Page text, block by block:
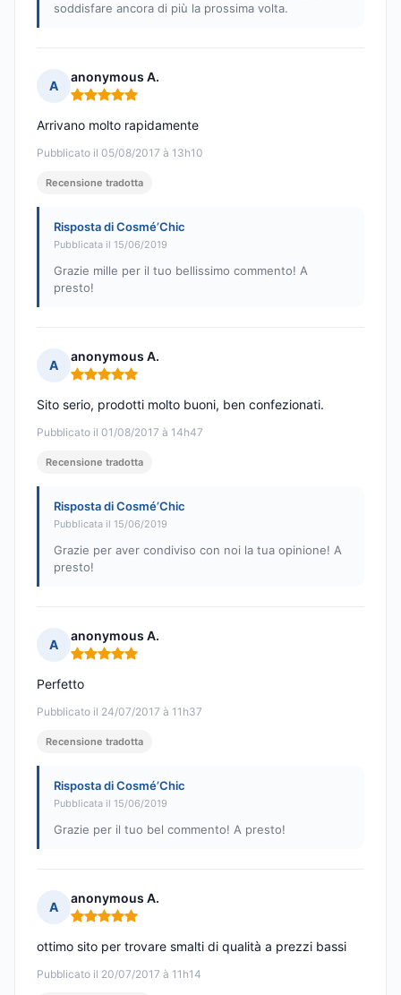
soddisfare ancora di più la prossima volta.
A
anonymous A.
Nota: 5 su 5
Pubblicato il 05/08/2017 à 13h10
Arrivano molto rapidamente
Recensione tradotta
Risposta di Cosmé’Chic
Pubblicata il 15/06/2019
Grazie mille per il tuo bellissimo commento! A
presto!
A
anonymous A.
Nota: 5 su 5
Pubblicato il 01/08/2017 à 14h47
Sito serio, prodotti molto buoni, ben confezionati.
Recensione tradotta
Risposta di Cosmé’Chic
Pubblicata il 15/06/2019
Grazie per aver condiviso con noi la tua opinione! A
presto!
A
anonymous A.
Nota: 5 su 5
Pubblicato il 24/07/2017 à 11h37
Perfetto
Recensione tradotta
Risposta di Cosmé’Chic
Pubblicata il 15/06/2019
Grazie per il tuo bel commento! A presto!
A
anonymous A.
Nota: 5 su 5
Pubblicato il 20/07/2017 à 11h14
ottimo sito per trovare smalti di qualità a prezzi bassi